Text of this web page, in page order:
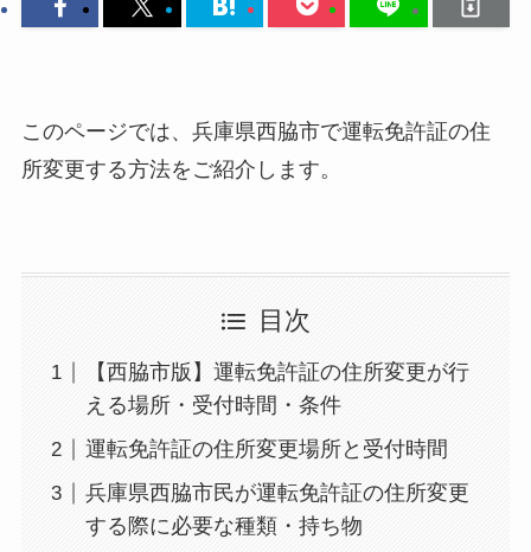
このページでは、兵庫県西脇市で運転免許証の住
所変更する方法をご紹介します。
目次
【西脇市版】運転免許証の住所変更が行
える場所・受付時間・条件
運転免許証の住所変更場所と受付時間
兵庫県西脇市民が運転免許証の住所変更
する際に必要な種類・持ち物